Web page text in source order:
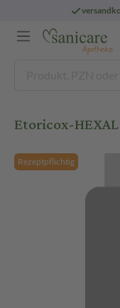
Etoricox-
Rezeptpflichtig